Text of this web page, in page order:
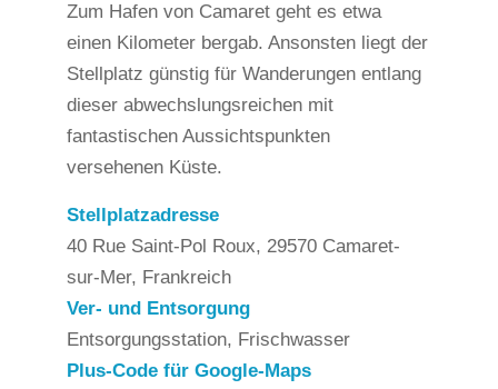
Zum Hafen von Camaret geht es etwa
einen Kilometer bergab. Ansonsten liegt der
Stellplatz günstig für Wanderungen entlang
dieser abwechslungsreichen mit
fantastischen Aussichtspunkten
versehenen Küste.
Stellplatzadresse
40 Rue Saint-Pol Roux, 29570 Camaret-
sur-Mer, Frankreich
Ver- und Entsorgung
Entsorgungsstation, Frischwasser
Plus-Code für Google-Maps